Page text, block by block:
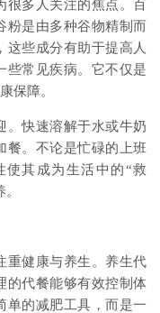
很多人关注的焦点。百
粉是由多种谷物精制而
这些成分有助于提高人
些常见疾病。它不仅是
保障。
。快速溶解于水或牛奶
餐。不论是忙碌的上班
其成为生活中的“救
重健康与养生。养生代
的代餐能够有效控制体
单的减肥工具，而是一